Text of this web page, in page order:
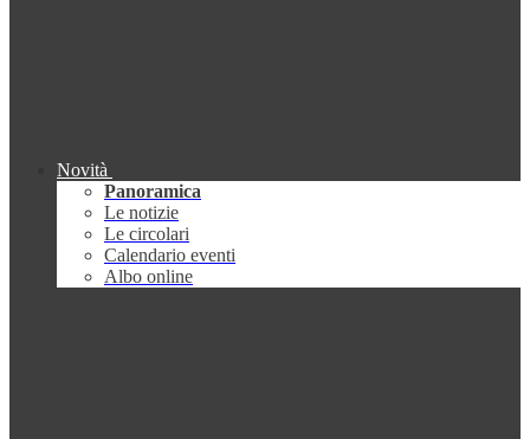
Novità
Panoramica
Le notizie
Le circolari
Calendario eventi
Albo online